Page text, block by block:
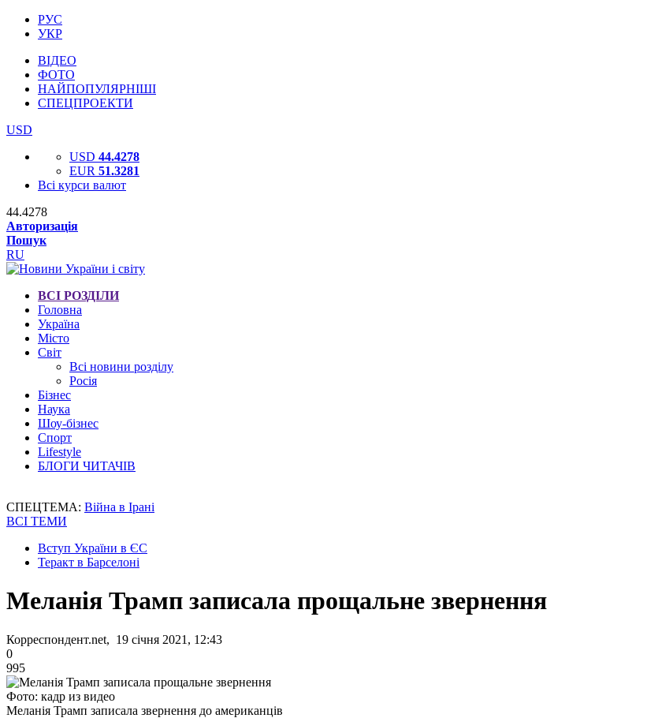
РУС
УКР
ВІДЕО
ФОТО
НАЙПОПУЛЯРНІШІ
СПЕЦПРОЕКТИ
USD
USD 44.4278
EUR 51.3281
Всі курси валют
44.4278
Авторизація
Пошук
RU
ВСІ РОЗДІЛИ
Головна
Україна
Місто
Світ
Всі новини розділу
Росія
Бізнес
Наука
Шоу-бізнес
Спорт
Lifestyle
БЛОГИ ЧИТАЧІВ
СПЕЦТЕМА: Війна в Ірані
ВСІ ТЕМИ
Вступ України в ЄС
Теракт в Барселоні
Меланія Трамп записала прощальне звернення
Корреспондент.net, 19 січня 2021, 12:43
0
995
Фото: кадр из видео
Меланія Трамп записала звернення до американців